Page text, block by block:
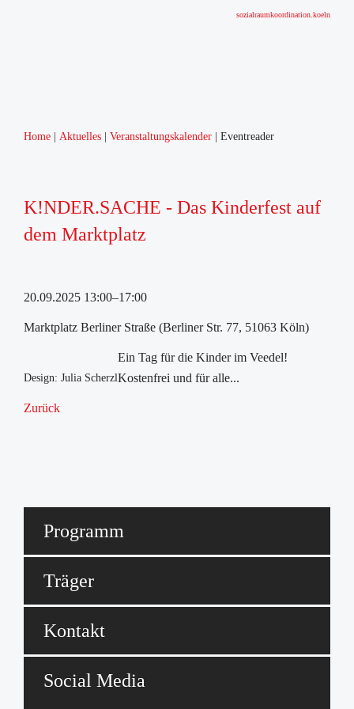
sozialraumkoordination.koeln
Home Aktuelles Veranstaltungskalender Eventreader
K!NDER.SACHE - Das Kinderfest auf
dem Marktplatz
20.09.2025 13:00–17:00
Marktplatz Berliner Straße (Berliner Str. 77, 51063 Köln)
Design: Julia Scherzl
Ein Tag für die Kinder im Veedel!
Kostenfrei und für alle...
Zurück
Programm
Träger
Kontakt
Social Media